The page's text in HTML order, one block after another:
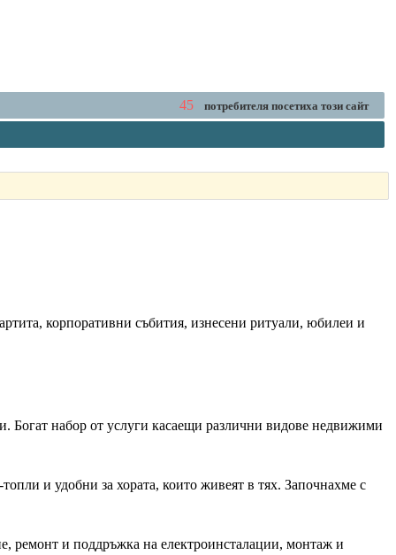
45 потребителя посетиха този сайт
корпоративни събития, изнесени ритуали, юбилеи и
набор от услуги касаещи различни видове недвижими
и удобни за хората, които живеят в тях. Започнахме с
ремонт и поддръжка на електроинсталации, монтаж и